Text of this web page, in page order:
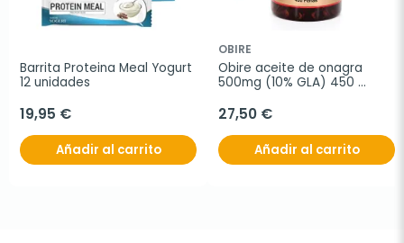
Barrita Proteina Meal Yogurt
12 unidades
19,95 €
Añadir al carrito
OBIRE
Obire aceite de onagra
500mg (10% GLA) 450
27,50 €
Añadir al carrito